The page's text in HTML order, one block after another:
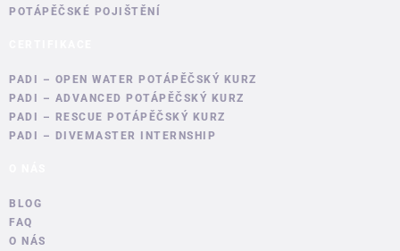
POTÁPĚČSKÉ POJIŠTĚNÍ
PADI – OPEN WATER POTÁPĚČSKÝ KURZ
PADI – ADVANCED POTÁPĚČSKÝ KURZ
PADI – RESCUE POTÁPĚČSKÝ KURZ
PADI – DIVEMASTER INTERNSHIP
BLOG
FAQ
O NÁS